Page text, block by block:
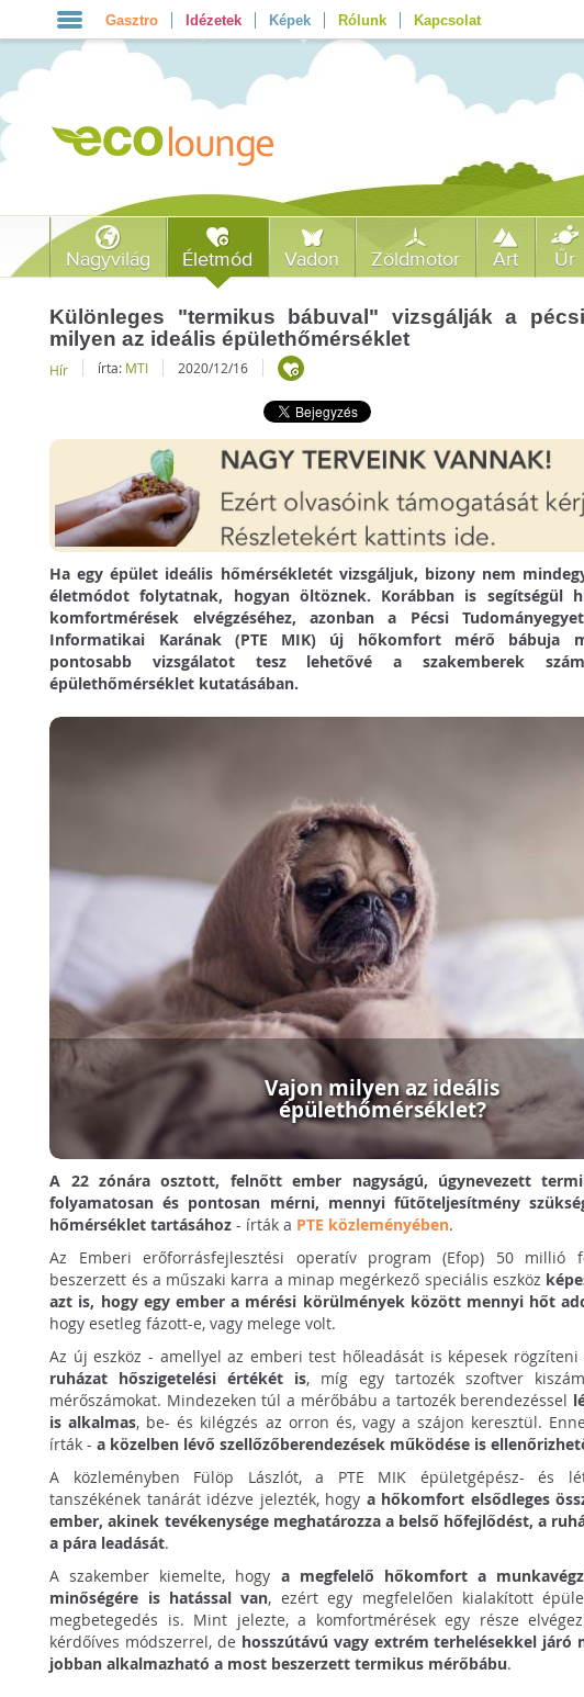
Gasztro Idézetek Képek Rólunk Kapcsolat
Nagyvilág Életmód Vadon Zöldmotor Art Űr
Különleges "termikus bábuval" vizsgálják a
milyen az ideális épülethőmérséklet
Hír írta: MTI 2020/12/16
Ha egy épület ideális hőmérsékletét vizsgáljuk, bizony nem
életmódot folytatnak, hogyan öltöznek. Korábban is segítségül
komfortmérések elvégzéséhez, azonban a Pécsi
Informatikai Karának (PTE MIK) új hőkomfort mérő bábuja
pontosabb vizsgálatot tesz lehetővé a szakemberek
épülethőmérséklet kutatásában.
Vajon milyen az ideális
épülethőmérséklet?
A 22 zónára osztott, felnőtt ember nagyságú, úgynevezett
folyamatosan és pontosan mérni, mennyi fűtőteljesítmény
hőmérséklet tartásához - írták a PTE közleményében.
Az Emberi erőforrásfejlesztési operatív program (Efop) 50 millió
beszerzett és a műszaki karra a minap megérkező speciális eszköz
azt is, hogy egy ember a mérési körülmények között mennyi hőt
hogy esetleg fázott-e, vagy melege volt.
Az új eszköz - amellyel az emberi test hőleadását is képesek rögzíteni
ruházat hőszigetelési értékét is, míg egy tartozék szoftver
mérőszámokat. Mindezeken túl a mérőbábu a tartozék berendezéssel
is alkalmas, be- és kilégzés az orron és, vagy a szájon keresztül.
írták -a közelben lévő szellőzőberendezések működése is
A közleményben Fülöp Lászlót, a PTE MIK épületgépész- és
tanszékének tanárát idézve jelezték, hogy a hőkomfort elsődleges
ember, akinek tevékenysége meghatározza a belső hőfejlődést, a
a pára leadását.
A szakember kiemelte, hogy a megfelelő hőkomfort a
minőségére is hatással van, ezért egy megfelelően kialakított
megbetegedés is. Mint jelezte, a komfortmérések egy része
kérdőíves módszerrel, de hosszútávú vagy extrém terhelésekkel járó
jobban alkalmazható a most beszerzett termikus mérőbábu.